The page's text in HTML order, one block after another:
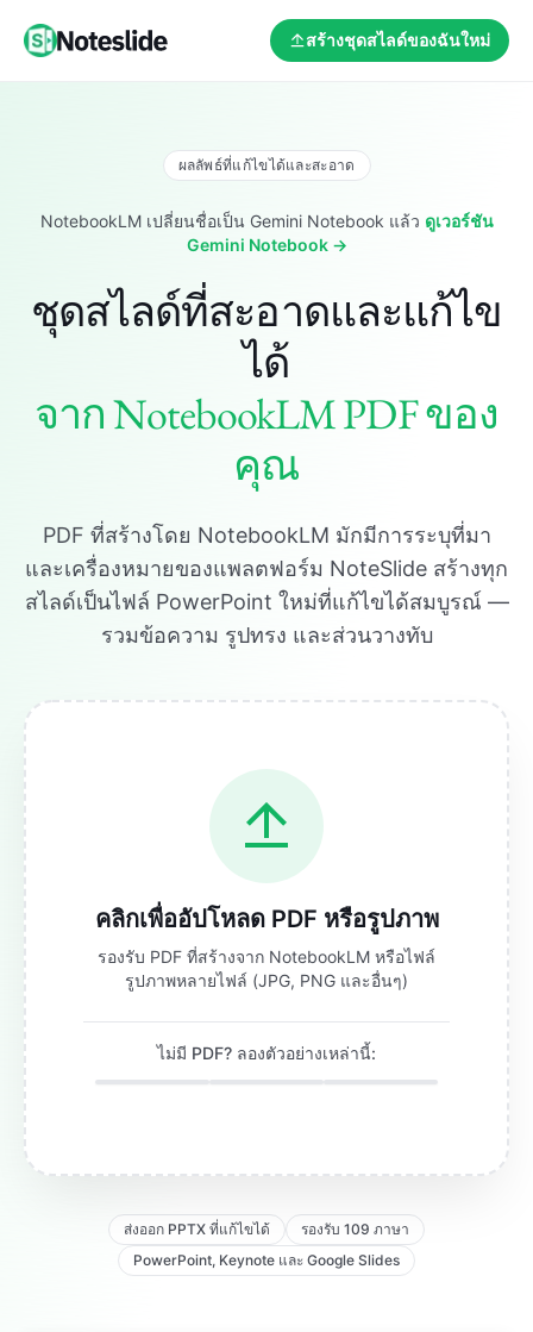
สร้างชุดสไลด์ของฉันใหม่
ผลลัพธ์ที่แก้ไขได้และสะอาด
NotebookLM เปลี่ยนชื่อเป็น Gemini Notebook แล้ว ดูเวอร์ชัน
Gemini Notebook →
ชุดสไลด์ที่สะอาดและแก้ไข
ได้
จาก NotebookLM PDF ของ
คุณ
PDF ที่สร้างโดย NotebookLM มักมีการระบุที่มา
และเครื่องหมายของแพลตฟอร์ม NoteSlide สร้างทุก
สไลด์เป็นไฟล์ PowerPoint ใหม่ที่แก้ไขได้สมบูรณ์ —
รวมข้อความ รูปทรง และส่วนวางทับ
คลิกเพื่ออัปโหลด PDF หรือรูปภาพ
รองรับ PDF ที่สร้างจาก NotebookLM หรือไฟล์
รูปภาพหลายไฟล์ (JPG, PNG และอื่นๆ)
ไม่มี PDF? ลองตัวอย่างเหล่านี้:
ส่งออก PPTX ที่แก้ไขได้
รองรับ 109 ภาษา
PowerPoint, Keynote และ Google Slides